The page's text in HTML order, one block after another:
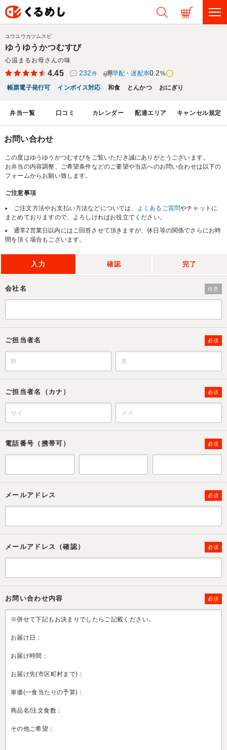
ゆうゆうかつむすび
心温まるお母さんの味
ユウユウカツムスビ
4.45 232件 早配・遅配率0.2%
帳票電子発行可
インボイス対応 和食 とんかつ おにぎり
弁当一覧 口コミ カレンダー 配達エリア キャンセル規定
お問い合わせ
この度はゆうゆうかつむすびをご覧いただき誠にありがとうございます。
お弁当の内容調整、ご希望条件などのご要望や当店へのお問い合わせは以下の
フォームからお願い致します。
ご注意事項
ご注文方法やお支払い方法などについては、 よくあるご質問やチャットに
まとめておりますので、よろしければお役立てください。
通常2営業日以内にはご回答させて頂きますが、休日等の関係でさらにお時
間を頂く場合もございます。
入力 確認 完了
会社名 任意
ご担当者名 必須
ご担当者名（カナ） 必須
電話番号（携帯可） 必須
メールアドレス 必須
メールアドレス（確認） 必須
お問い合わせ内容 必須